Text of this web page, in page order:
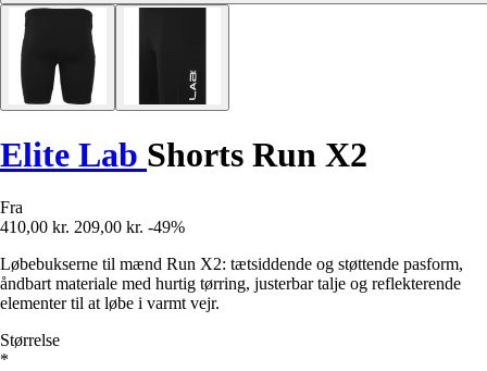
Elite Lab Shorts Run X2
Fra
410,00 kr. 209,00 kr. -49%
Løbebukserne til mænd Run X2: tætsiddende og støttende pasform,
åndbart materiale med hurtig tørring, justerbar talje og reflekterende
elementer til at løbe i varmt vejr.
Størrelse
*